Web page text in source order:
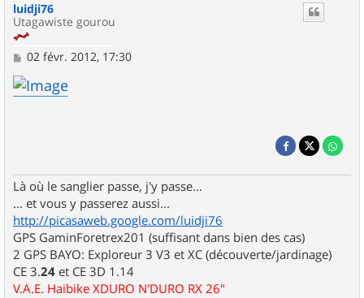
luidji76
Utagawiste gourou
M
s
s
02 févr. 2012, 17:30
Là où le sanglier passe, j'y passe...
... et vous y passerez aussi...
http://picasaweb.google.com/luidji76
GPS GaminForetrex201 (suffisant dans bien des cas)
2 GPS BAYO: Exploreur 3 V3 et XC (découverte/jardinage)
CE 3.24 et CE 3D 1.14
V.A.E. Haibike XDURO N'DURO RX 26"